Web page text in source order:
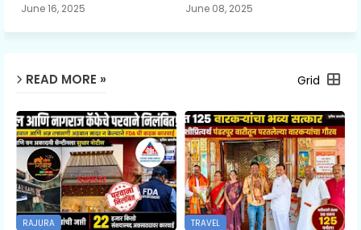
June 16, 2025 June 08, 2025
READ MORE » Grid
RAJURA TRAVEL